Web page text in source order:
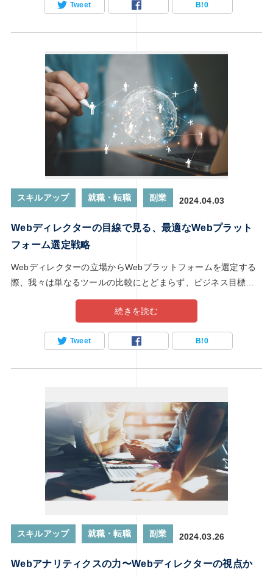
ーザーエクスペリエンスに深く関与します。そこで彼らがデジ
がデジタルアートの世界にどのような影響を与え、新たなる創
造の地平を開く可能性を探ります。
Tweet B!0
スキルアップ 就職・転職 副業 2024.04.03
Webディレクターの目線で見る、最適なWebプラット
フォーム選定戦略
Webディレクターの立場からWebプラットフォームを選定する
際、我々は単なるツールの比較にとどまらず、ビジネス目標や
ユーザー体験、技術要件など、多岐にわたる要素を考慮しなけ
ればなりません。この記事では、Webディレクターの視点か
求していきます。我々の役割は、単に技術的な側面だけでな
しょうか？
続きを読む
Tweet B!0
スキルアップ 就職・転職 副業 2024.03.26
Webアナリティクスの力〜Webディレクターの視点か